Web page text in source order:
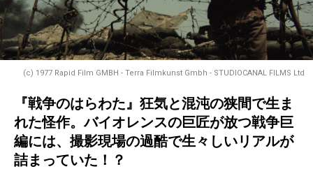
(c) 1977 Rapid Film GMBH - Terra Filmkunst Gmbh - STUDIOCANAL FILMS Ltd
『戦争のはらわた』狂気と混沌の狭間で生ま
れた怪作。バイオレンスの巨匠が放つ戦争巨
編には、撮影現場の過酷で生々しいリアルが
詰まっていた！？